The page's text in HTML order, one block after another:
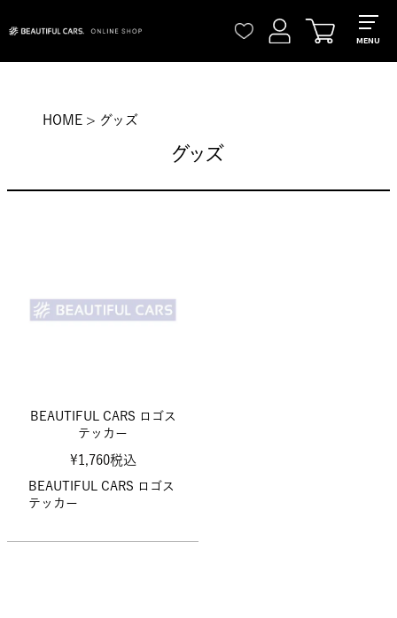
MENU
HOME グッズ
グッズ
BEAUTIFUL CARS ロゴス
テッカー
¥1,760税込
BEAUTIFUL CARS ロゴス
テッカー